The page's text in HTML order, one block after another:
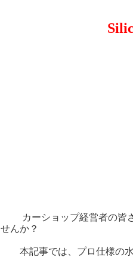
カーショップ経営者の皆
せんか？
本記事では、プロ仕様の水